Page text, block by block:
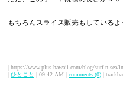
もちろんスライス販売もしている
| https://www.plus-hawaii.com/blog/surf-n-sea/
| ひとこと | 09:42 AM | comments (0) |